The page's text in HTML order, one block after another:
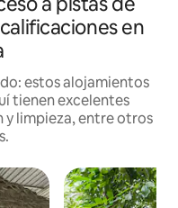
en
estos alojamientos
tienen excelentes
y limpieza, entre otros